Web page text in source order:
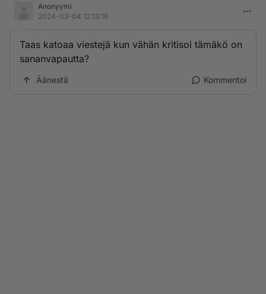
Anonyymi
2024-03-04 12:13:16
Taas katoaa viestejä kun vähän kritisoi tämäkö on
sananvapautta?
Äänestä Kommentoi